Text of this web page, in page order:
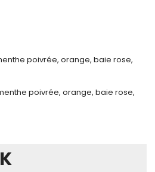
poivrée, orange, baie rose,
poivrée, orange, baie rose,